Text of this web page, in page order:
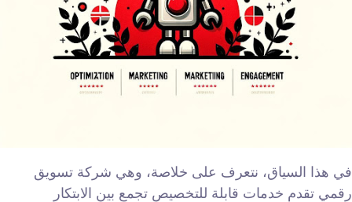
في هذا السياق، نتعرف على خلاصة، وهي شركة تسويق
رقمي تقدم خدمات قابلة للتخصيص تجمع بين الابتكار